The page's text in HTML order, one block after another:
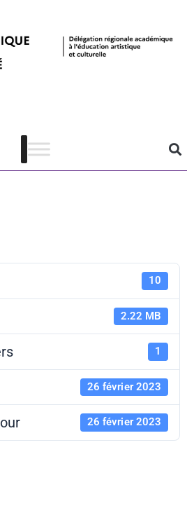
–
– DP
10
2.22 MB
1
26 février 2023
26 février 2023